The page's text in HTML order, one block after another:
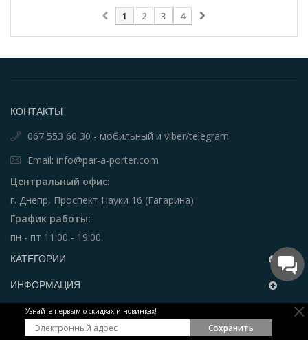
Узнайте первым о скидках и новинках!
Сохранить
1 2 3 4
КОНТАКТЫ
067 553 60 30 - мобильный и viber/telegram
Email: info@par-a-porter.com
Центральный офис:
г. Днепр, Проспект Науки 16 (Гагарина)
График работы:
пн - пт 11:00 - 19:00
КАТЕГОРИИ
ИНФОРМАЦИЯ
ЧАСТЫЕ ВОПРОСЫ
РАССЫЛКА